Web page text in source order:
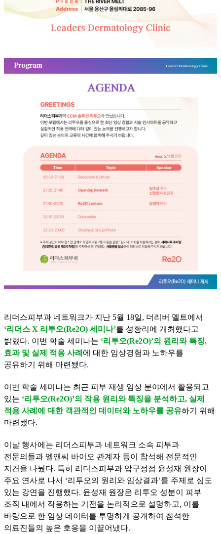
리더스피부과 네트워크가 지난 5월 18일, 더리버 멜트에서
‘리더스 X 리투오(Re2O) 세미나’를 성황리에 개최했다고
밝혔다. 이번 학술 세미나는 ‘리투오(Re2O)’의 원리와 특징,
효과 및 실제 적용 사례 에 대한 임상경험과 노하우를
공유하기 위해 마련됐다.
이번 학술 세미나는 최근 피부 재생 임상 분야에서 활용되고
있는 ‘리투오(Re2O)’의 작용 원리와 특징을 분석하고, 실제
적용 사례에 대한 객관적인 데이터와 노하우를 공유하기 위해
마련됐다.
이날 행사에는 리더스피부과 네트워크 소속 피부과
전문의들과 엘앤씨 바이오 관계자 등이 참석해 전문적인
지견을 나눴다. 특히 리더스피부과 압구정점 윤성재 원장이
주요 연사로 나서 ‘리투오의 원리와 임상결과’를 주제로 심도
있는 강연을 진행했다. 윤성재 원장은 리투오 성분이 피부
조직 내에서 작용하는 기전을 논리적으로 설명하고, 이를
바탕으로 한 임상 데이터를 투명하게 공개하여 참석한
의료진들의 높은 호응을 이끌어냈다.